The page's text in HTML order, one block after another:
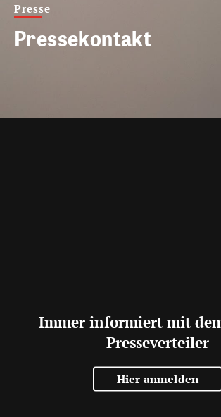
Presse
Pressekontakt
Immer informiert mit
Presseverteiler
Hier anmelden